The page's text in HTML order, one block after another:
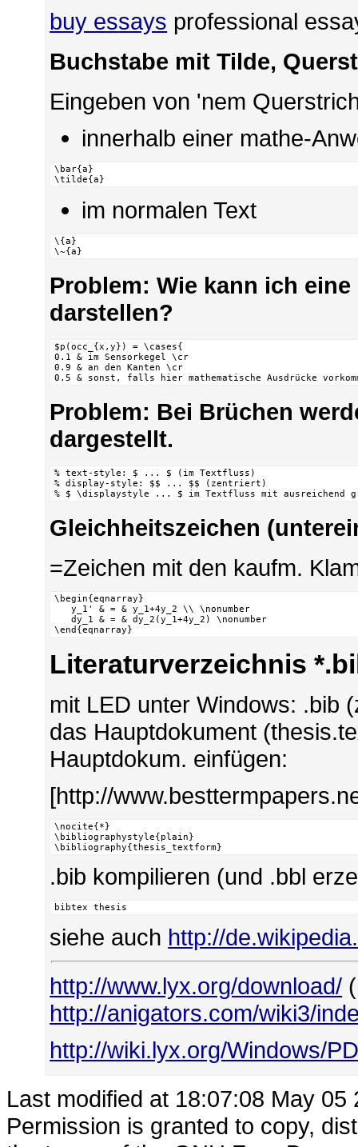
buy essays professional
Buchstabe mit Tilde,
Eingeben von 'nem
innerhalb einer mathe-
\bar{a}
\tilde{a}
im normalen Text
\{a}
\~{a}
Problem: Wie kann ich
darstellen?
$p(occ_{x,y}) = \cases{
0.1 & im Sensorkegel \cr
0.9 & an den Kanten \cr
0.5 & sonst, falls hier mathematische Ausdrücke
Problem: Bei Brüchen
dargestellt.
% text-style: $ ... $ (im Textfluss)
% display-style: $$ ... $$ (zentriert)
% $ \displaystyle ... $ im Textfluss mit ausreichend
Gleichheitszeichen
=Zeichen mit den kaufm.
\begin{eqnarray}
   y_1' & = & y_1+4y_2 \\ \nonumber
   dy_1 & = & dy_2(y_1+4y_2) \nonumber
\end{eqnarray}
Literaturverzeichnis
mit LED unter Windows: .bib
das Hauptdokument
Hauptdokum. einfügen:
[http://
\nocite{*}
\bibliographystyle{plain}
\bibliography{thesis_textform}
.bib kompilieren (und .bbl
bibtex thesis
siehe auch http://
http://www.lyx.org/download/
http://anigators.com/wiki3/
http://wiki.lyx.org/Windows/
Last modified at 18:07:08 May 05
Permission is granted to copy,